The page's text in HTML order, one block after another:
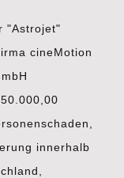
"Astrojet"
cineMotion
innerhalb